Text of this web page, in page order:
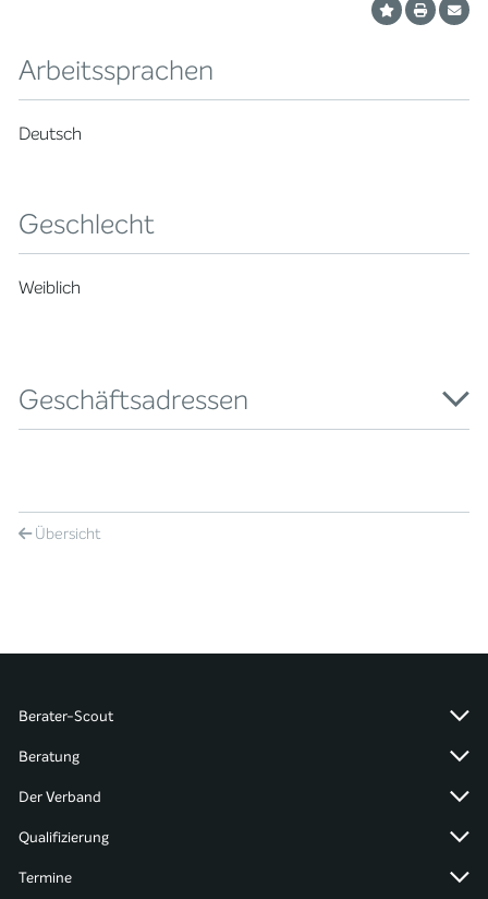
Arbeitssprachen
Deutsch
Geschlecht
Weiblich
Geschäftsadressen
Übersicht
Berater-Scout
Beratung
Der Verband
Qualifizierung
Termine